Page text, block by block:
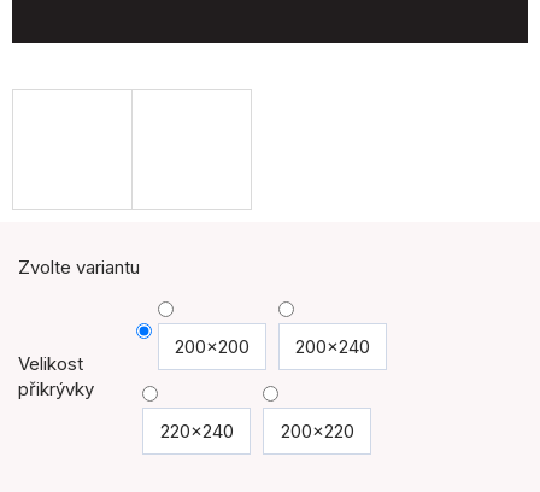
Zvolte variantu
Velikost
přikrývky
200x200 200x240
220x240 200x220